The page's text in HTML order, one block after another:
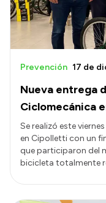
Transparencia
Inversión en Salud
Licitaciones
Nueva entrega
Ciclomecánica
Prevención 17 de
Se realizó este
en Cipolletti con un
que participaron del
bicicleta totalmente